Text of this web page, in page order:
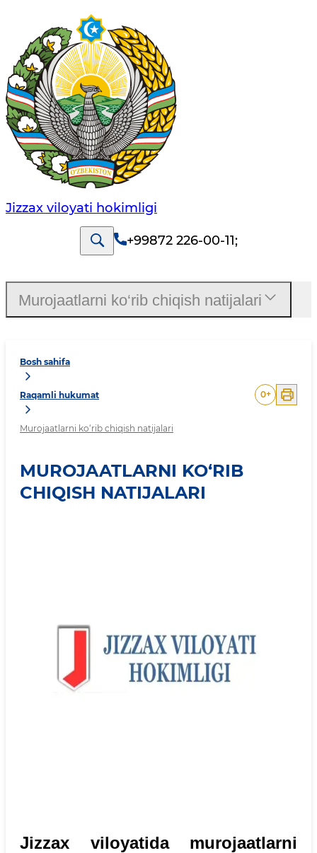
Jizzах vilоyati hоkimligi
+99872 226-00-11;
Bosh sahifa
Raqamli hukumat
Murojaatlarni ko‘rib chiqish natijalari
0+
MUROJAATLARNI KO‘RIB
CHIQISH NATIJALARI
Jizzax viloyatida murojaatlarni
Murojaatlarni ko‘rib chiqish natijalari